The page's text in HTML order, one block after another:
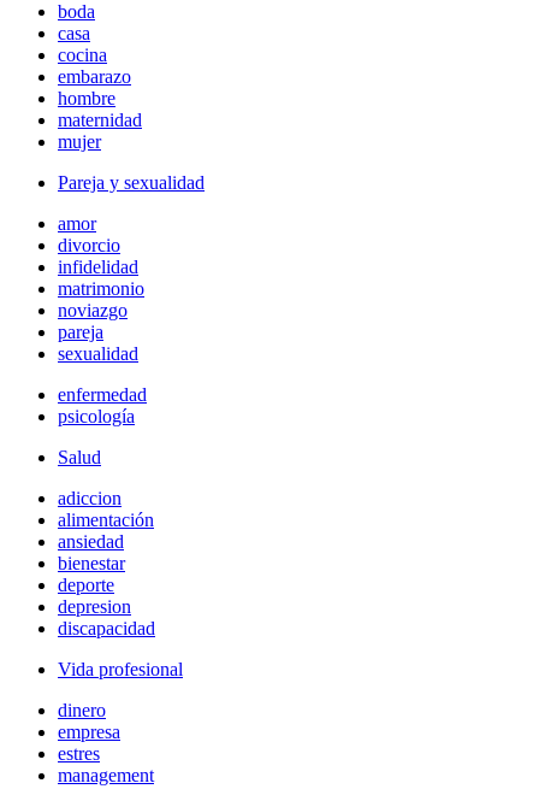
boda
casa
cocina
embarazo
hombre
maternidad
mujer
Pareja y sexualidad
amor
divorcio
infidelidad
matrimonio
noviazgo
pareja
sexualidad
enfermedad
psicología
Salud
adiccion
alimentación
ansiedad
bienestar
deporte
depresion
discapacidad
Vida profesional
dinero
empresa
estres
management